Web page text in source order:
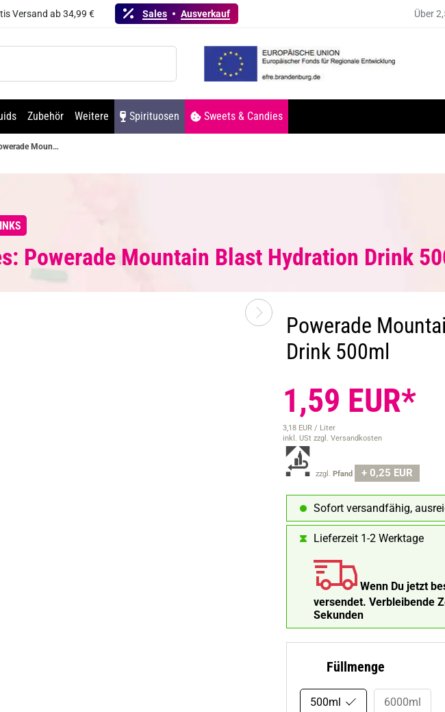
Versand ab 34,99 € Sales Ausverkauf Über
Zubehör Weitere Spirituosen Sweets & Candies
Powerade Mountain Blast Hydration Drink 500ml
Powerade Mountain Blast Hydration Drink
Powerade
Drink 500ml
1,59 EUR*
3,18 EUR / Liter
inkl. USt zzgl. Versandkosten
zzgl. Pfand + 0,25 EUR
Sofort versandfähig,
Lieferzeit 1-2 Werktage
Wenn Du jetzt
versendet. Verbleibende
Sekunden
Füllmenge
500ml 6000ml